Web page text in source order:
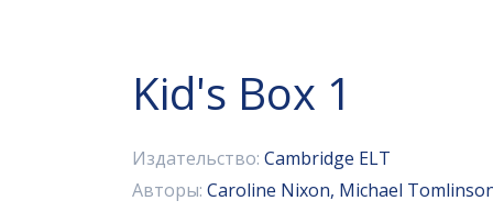
Kid's Box 1
Издательство: Cambridge ELT
Авторы: Caroline Nixon, Michael